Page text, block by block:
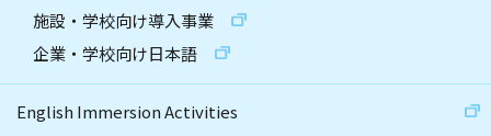
施設・学校向け導入事業
企業・学校向け日本語
English Immersion Activities